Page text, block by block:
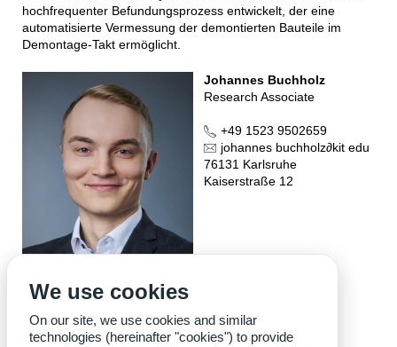
hochfrequenter Befundungsprozess entwickelt, der eine
automatisierte Vermessung der demontierten Bauteile im
Demontage-Takt ermöglicht.
Johannes Buchholz
Research Associate
+49 1523 9502659
johannes buchholz∂kit edu
76131 Karlsruhe
Kaiserstraße 12
We use cookies
On our site, we use cookies and similar
technologies (hereinafter "cookies") to provide